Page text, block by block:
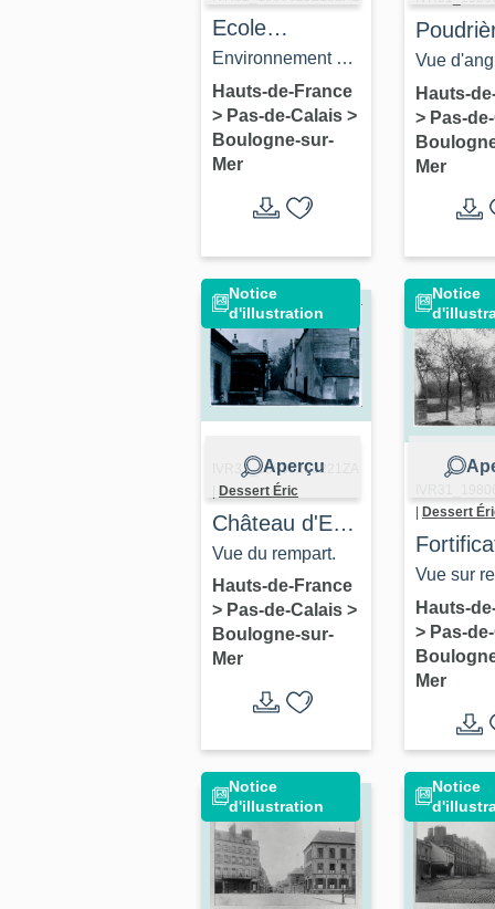
Ecole
maternelle
Grimm et
Ecole primaire
de filles
Environnement en
1900, cl. A.C.
Boulogne-sur-Mer,
clichés 1900.
Hauts-de-France
> Pas-de-Calais >
Boulogne-sur-
Mer
Vue
ouest, en
A.C.
sur-Mer,
Hauts-
> Pas-
Mer
Notice
d'illustration
Aperçu
IVR31_19836200221ZA
Dessert Éric
Château d'Eau
dit Fontaine
Louis XVI,
Fontaine de la
Chefferie
Vue du rempart.
Hauts-de-France
> Pas-de-Calais >
Boulogne-sur-
Mer
Notice
Dessert
dite
de la
Ville
Vue sur
vers
postale,
A.C.
post.,
Hauts-
> Pas-
Mer
Notice
d'illustration
Notice